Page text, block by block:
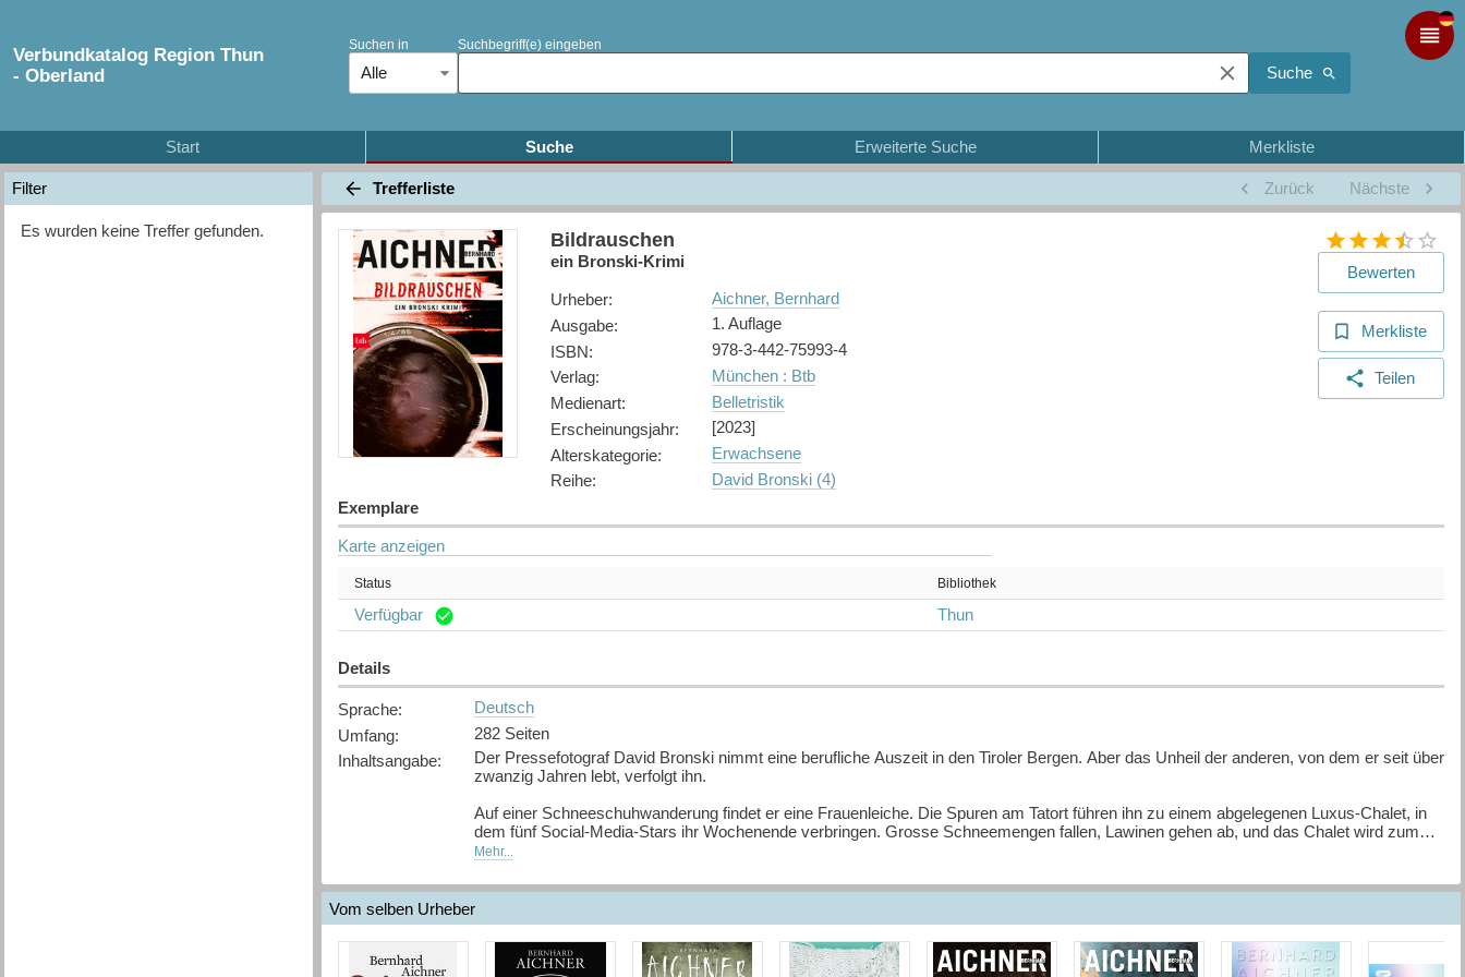
Verbundkatalog Region Thun
- Oberland
Suchen in
Alle
Suchbegriff(e) eingeben
Suche
Start Suche Erweiterte Suche Merkliste
Filter
Es wurden keine Treffer gefunden.
Trefferliste Zurück Nächste
Bildrauschen
ein Bronski-Krimi
Urheber:
Aichner, Bernhard
Ausgabe:
1. Auflage
ISBN:
978-3-442-75993-4
Verlag:
München : Btb
Medienart:
Belletristik
Erscheinungsjahr:
[2023]
Alterskategorie:
Erwachsene
Reihe: David Bronski (4)
Bewerten
Merkliste
Teilen
Exemplare
Karte anzeigen
Status Bibliothek
Verfügbar Thun
Details
Sprache:
Deutsch
Umfang:
282 Seiten
Inhaltsangabe:
Der Pressefotograf David Bronski nimmt eine berufliche Auszeit in den Tiroler Bergen. Aber das Unheil der anderen, von dem er seit über
zwanzig Jahren lebt, verfolgt ihn.
Auf einer Schneeschuhwanderung findet er eine Frauenleiche. Die Spuren am Tatort führen ihn zu einem abgelegenen Luxus-Chalet, in
dem fünf Social-Media-Stars ihr Wochenende verbringen. Grosse Schneemengen fallen, Lawinen gehen ab, und das Chalet wird zum
Escape-Room. Niemand kann entkommen, auch Bronski nicht.
Mehr...
Vom selben Urheber